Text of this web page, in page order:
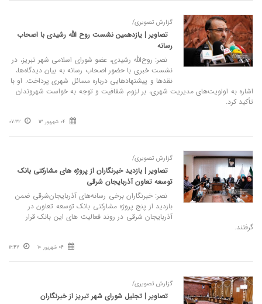
گزارش تصویری/
تصاویر | یازدهمین نشست روح‌ الله رشیدی با اصحاب
رسانه
نصر: روح‌الله رشیدی، عضو شورای اسلامی شهر تبریز، در
نشست خبری با حضور اصحاب رسانه به بیان دیدگاه‌ها،
نقدها و پیشنهادهایی درباره مسائل شهری پرداخت. او با
اشاره به اولویت‌های مدیریت شهری، بر لزوم شفافیت و توجه به خواست شهروندان
تأکید کرد.
04 شهریور 13 07:32
گزارش تصویری/
تصاویر | بازدید خبرنگاران از پروژه های مشارکتی بانک
توسعه تعاون آذربایجان‌ شرقی
نصر: خبرنگاران برخی رسانه‌های آذربایجان‌شرقی ضمن
بازدید از پنج پروژه مشارکتی بانک توسعه تعاون در
آذربایجان‌ شرقی در روند فعالیت های این بانک قرار
گرفتند.
04 شهریور 10 12:47
گزارش تصویری/
تصاویر | تجلیل شورای شهر تبریز از خبرنگاران